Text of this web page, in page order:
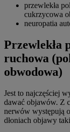
przewlekła
cukrzycowa
neuropatia
Przewlekła
ruchowa
obwodowa)
Jest to najczęściej
dawać objawów. Z
nerwów występują
dłoniach objawy